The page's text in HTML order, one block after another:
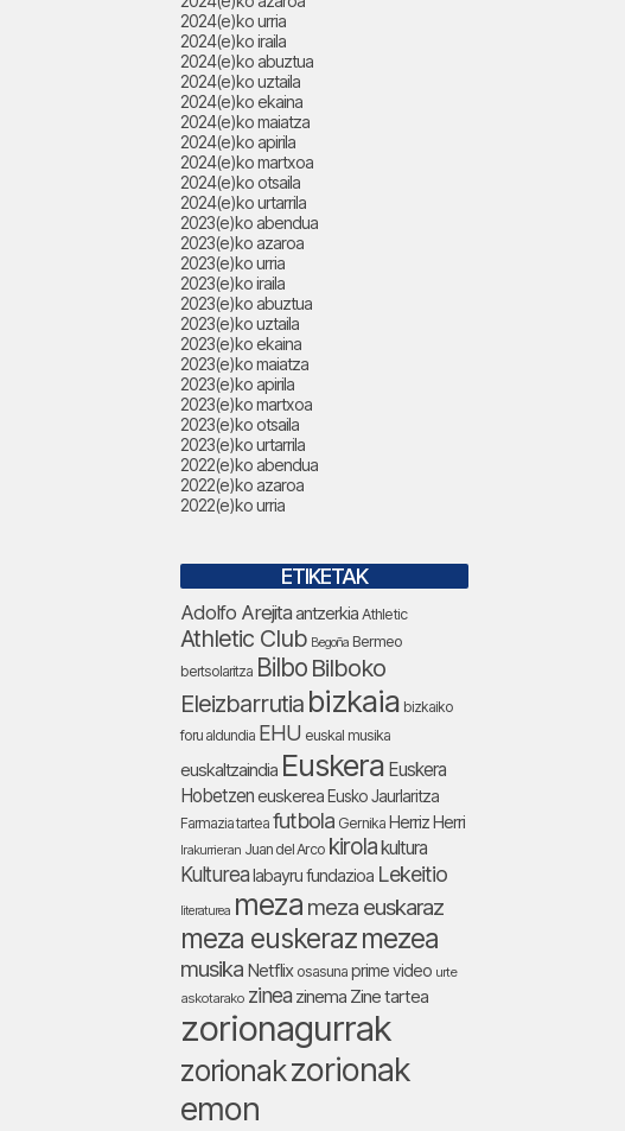
2024(e)ko urria
2024(e)ko iraila
2024(e)ko abuztua
2024(e)ko uztaila
2024(e)ko ekaina
2024(e)ko maiatza
2024(e)ko apirila
2024(e)ko martxoa
2024(e)ko otsaila
2024(e)ko urtarrila
2023(e)ko abendua
2023(e)ko azaroa
2023(e)ko urria
2023(e)ko iraila
2023(e)ko abuztua
2023(e)ko uztaila
2023(e)ko ekaina
2023(e)ko maiatza
2023(e)ko apirila
2023(e)ko martxoa
2023(e)ko otsaila
2023(e)ko urtarrila
2022(e)ko abendua
2022(e)ko azaroa
2022(e)ko urria
ETIKETAK
Adolfo Arejitaantzerkia Athletic
Athletic Club Begoña Bermeo
bertsolaritza Bilbo Bilboko
Eleizbarrutia bizkaia bizkaiko
foru aldundia EHU euskal musika
euskaltzaindia Euskera Euskera
Hobetzeneuskerea Eusko Jaurlaritza
Farmazia tartea futbola Gernika Herriz Herri
Irakurrieran Juan del Arco kirola kultura
Kulturealabayru fundazioa Lekeitio
literaturea meza meza euskaraz
meza euskerazmezea
musika Netflix osasuna prime video urte
askotarako zinea zinema Zine tartea
zorionagurrak
zorionakzorionak
emon